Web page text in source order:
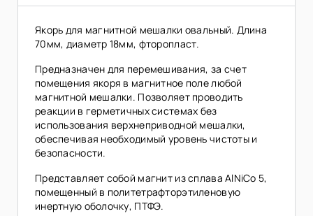
Якорь для магнитной мешалки овальный. Длина
70мм, диаметр 18мм, фторопласт.
Предназначен для перемешивания, за счет
помещения якоря в магнитное поле любой
магнитной мешалки. Позволяет проводить
реакции в герметичных системах без
использования верхнеприводной мешалки,
обеспечивая необходимый уровень чистоты и
безопасности.
Представляет собой магнит из сплава AlNiCo 5,
помещенный в политетрафторэтиленовую
инертную оболочку, ПТФЭ.